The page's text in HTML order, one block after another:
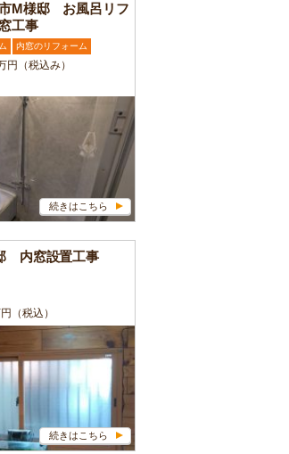
M様邸 お風呂リフ
工事
内窓のリフォーム
円（税込み）
続きはこちら
内窓設置工事
（税込）
続きはこちら